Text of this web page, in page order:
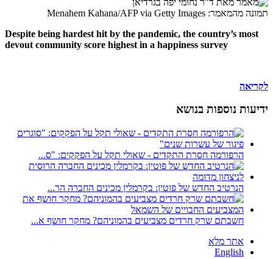
תמונה מהמאמר: Menahem Kahana/AFP via Getty Images
Despite being hardest hit by the pandemic, the country’s most
devout community score highest in a happiness survey
לקריאה
ידיעות נוספות בנושא
הרפורמה חסרת התקדים - שאולי תקל על הפקקים: "ס...
הנרטיב החדש של פוטין: בקרמלין מכינים החברה הר...
חשבתם שרק חרדים מצביעים בהמוניהם? מחקר חושף א...
אתר מלא
English